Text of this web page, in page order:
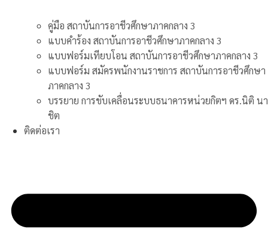
คู่มือ สถาบันการอาชีวศึกษาภาคกลาง 3
แบบคำร้อง สถาบันการอาชีวศึกษาภาคกลาง 3
แบบฟอร์มเทียบโอน สถาบันการอาชีวศึกษาภาคกลาง 3
แบบฟอร์ม สมัครพนักงานราชการ สถาบันการอาชีวศึกษา
ภาคกลาง 3
บรรยาย การขับเคลื่อนระบบธนาคารหน่วยกิตฯ ดร.นิติ นา
ชิต
ติดต่อเรา